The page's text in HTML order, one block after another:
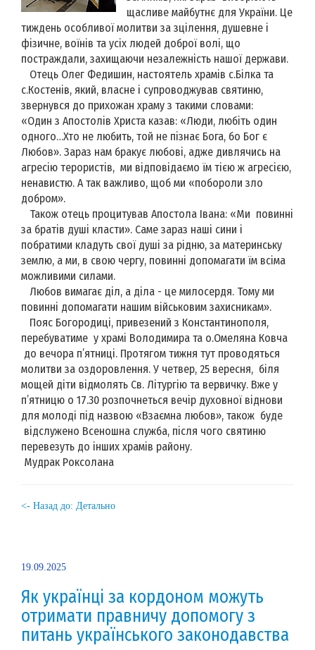
щасливе майбутнє для України. Це
тиждень особливої молитви за зцілення, душевне і
фізичне, воїнів та усіх людей доброї волі, що
постраждали, захищаючи незалежність нашої держави.
Отець Олег Федишин, настоятель храмів с.Білка та
с.Костенів, який, власне і супроводжував святиню,
звернувся до прихожан храму з такими словами:
«Один з Апостолів Христа казав: «Люди, любіть один
одного…Хто не любить, той не пізнає Бога, бо Бог є
Любов». Зараз нам бракує любові, адже дивлячись на
агресію терористів, ми відповідаємо їм тією ж агресією,
ненавистю. А так важливо, щоб ми «побороли зло
добром».
Також отець процитував Апостола Івана: «Ми повинні
за братів душі класти». Саме зараз наші сини і
побратими кладуть свої душі за рідню, за материнську
землю, а ми, в свою чергу, повинні допомагати їм всіма
можливими силами.
Любов вимагає діл, а діла - це милосердя. Тому ми
повинні допомагати нашим військовим захисникам».
Пояс Богородиці, привезений з Константинополя,
перебуватиме у храмі Володимира та о.Омеляна Ковча
до вечора п’ятниці. Протягом тижня тут проводяться
молитви за оздоровлення. У четвер, 25 вересня, біля
мощей діти відмолять Св. Літургію та вервичку. Вже у
п’ятницю о 17.30 розпочнеться вечір духовної віднови
для молоді під назвою «Взаємна любов», також буде
відслужено Всеношна служба, після чого святиню
перевезуть до інших храмів району.
Мудрак Роксолана
<- Назад до: Детально
19.09.2025
Як українці за кордоном можуть
отримати правничу допомогу з
питань українського законодавства